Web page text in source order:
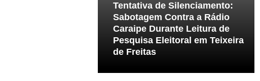
Tentativa de Silenciamento:
Sabotagem Contra a Rádio
Caraipe Durante Leitura de
Pesquisa Eleitoral em Teixeira
de Freitas